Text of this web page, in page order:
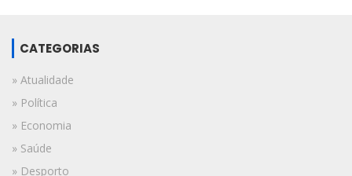
CATEGORIAS
» Atualidade
» Política
» Economia
» Saúde
» Desporto